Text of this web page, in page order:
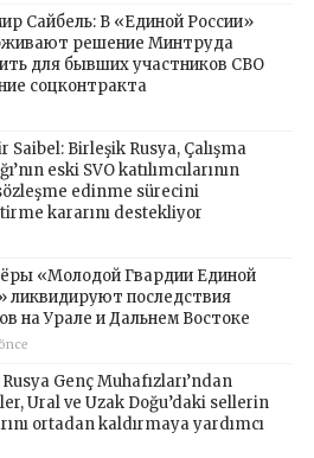
Сайбель: В «Единой России»
решение Минтруда
для бывших участников СВО
соцконтракта
Saibel: Birleşik Rusya, Çalışma
eski SVO katılımcılarının
edinme sürecini
kararını destekliyor
«Молодой Гвардии Единой
ликвидируют последствия
на Урале и Дальнем Востоке
Genç Muhafızları’ndan
Ural ve Uzak Doğu’daki sellerin
ortadan kaldırmaya yardımcı